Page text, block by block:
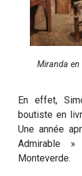
Miranda en
En effet,
boutiste en
Une année
Admirable
Monteverde.